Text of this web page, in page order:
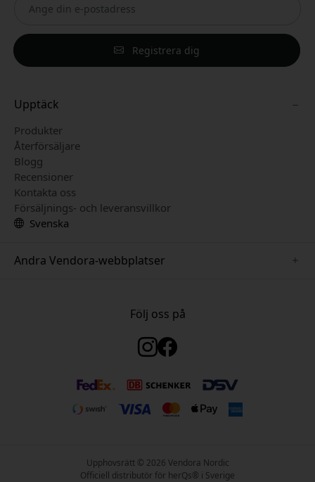
Registrera dig
Upptäck
Produkter
Återförsäljare
Blogg
Recensioner
Kontakta oss
Försäljnings- och leveransvillkor
Svenska
Andra Vendora-webbplatser
www.mujjo.se
Följ oss på
Upphovsrätt © 2026 Vendora Nordic
Officiell distributör för herQs® i Sverige